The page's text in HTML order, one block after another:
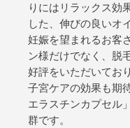
りにはリラックス効
した、伸びの良いオ
妊娠を望まれるお客
ン様だけでなく、脱
好評をいただいてお
子宮ケアの効果も期
エラスチンカプセル
群です。